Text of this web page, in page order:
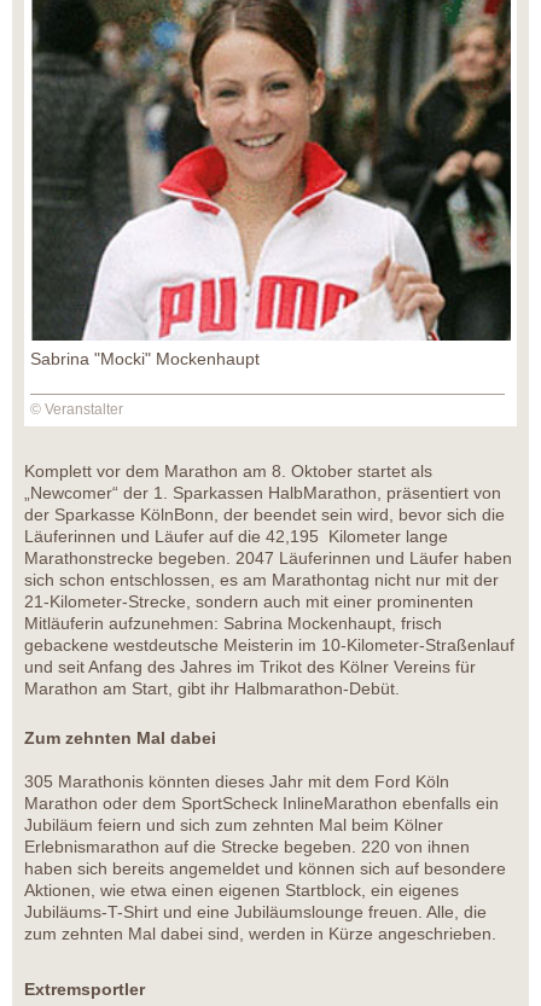
Sabrina "Mocki" Mockenhaupt
© Veranstalter
Komplett vor dem Marathon am 8. Oktober startet als
„Newcomer“ der 1. Sparkassen HalbMarathon, präsentiert von
der Sparkasse KölnBonn, der beendet sein wird, bevor sich die
Läuferinnen und Läufer auf die 42,195 Kilometer lange
Marathonstrecke begeben. 2047 Läuferinnen und Läufer haben
sich schon entschlossen, es am Marathontag nicht nur mit der
21-Kilometer-Strecke, sondern auch mit einer prominenten
Mitläuferin aufzunehmen: Sabrina Mockenhaupt, frisch
gebackene westdeutsche Meisterin im 10-Kilometer-Straßenlauf
und seit Anfang des Jahres im Trikot des Kölner Vereins für
Marathon am Start, gibt ihr Halbmarathon-Debüt.
Zum zehnten Mal dabei
305 Marathonis könnten dieses Jahr mit dem Ford Köln
Marathon oder dem SportScheck InlineMarathon ebenfalls ein
Jubiläum feiern und sich zum zehnten Mal beim Kölner
Erlebnismarathon auf die Strecke begeben. 220 von ihnen
haben sich bereits angemeldet und können sich auf besondere
Aktionen, wie etwa einen eigenen Startblock, ein eigenes
Jubiläums-T-Shirt und eine Jubiläumslounge freuen. Alle, die
zum zehnten Mal dabei sind, werden in Kürze angeschrieben.
Extremsportler